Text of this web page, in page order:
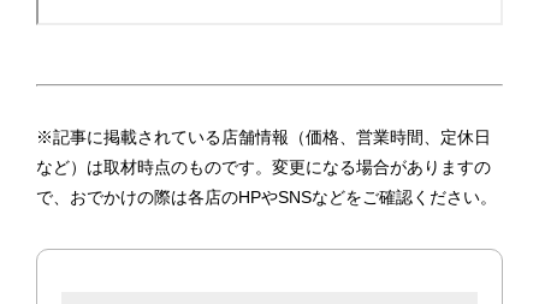
※記事に掲載されている店舗情報（価格、営業時間、定休日
など）は取材時点のものです。変更になる場合がありますの
で、おでかけの際は各店のHPやSNSなどをご確認ください。